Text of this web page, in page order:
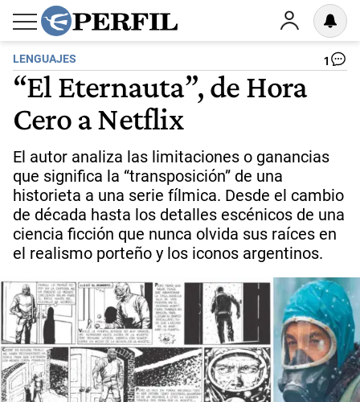
LENGUAJES 1
“El Eternauta”, de Hora
Cero a Netflix
El autor analiza las limitaciones o ganancias
que significa la “transposición” de una
historieta a una serie fílmica. Desde el cambio
de década hasta los detalles escénicos de una
ciencia ficción que nunca olvida sus raíces en
el realismo porteño y los iconos argentinos.